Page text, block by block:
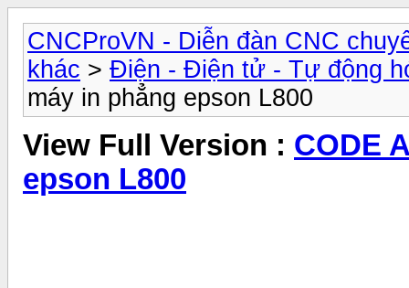
CNCProVN - Diễn đàn CNC
khác > Điện - Điện tử - Tự động
máy in phẳng epson L800
View Full Version : CODE
epson L800